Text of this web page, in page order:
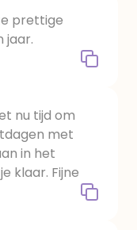
prettige
jaar.
nu tijd om
met
in het
klaar. Fijne